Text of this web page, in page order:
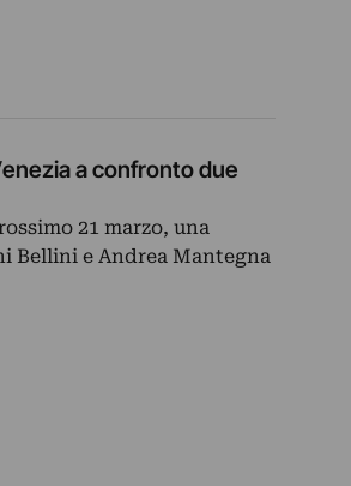
a confronto due
21 marzo, una
Bellini e Andrea Mantegna